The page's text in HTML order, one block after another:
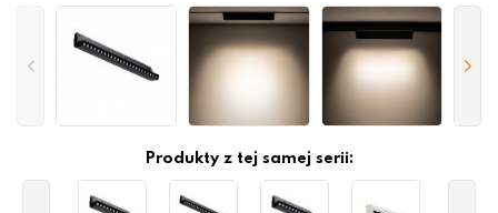
Produkty z tej samej serii: